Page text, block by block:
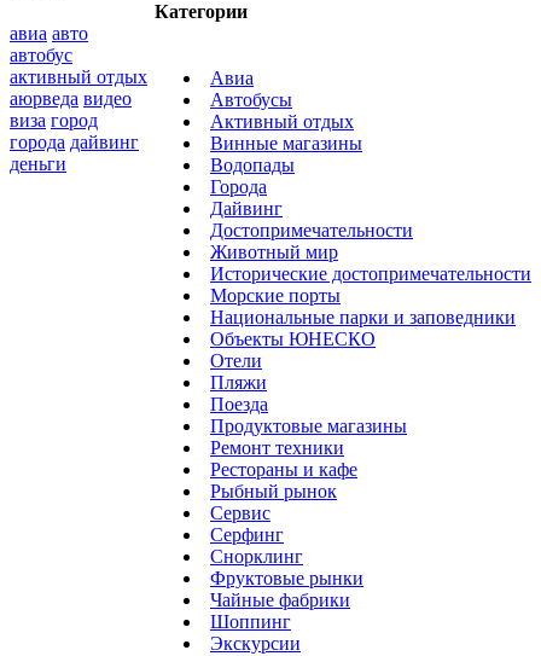
Категории
Авиа
Автобусы
Активный отдых
Винные магазины
Водопады
Города
Дайвинг
Достопримечательности
Животный мир
Исторические достопримечательности
Морские порты
Национальные парки и заповедники
Объекты ЮНЕСКО
Отели
Пляжи
Поезда
Продуктовые магазины
Ремонт техники
Рестораны и кафе
Рыбный рынок
Сервис
Серфинг
Снорклинг
Фруктовые рынки
Чайные фабрики
Шоппинг
Экскурсии
авиа авто
автобус
активный отдых
аюрведа видео
виза город
города дайвинг
деньги